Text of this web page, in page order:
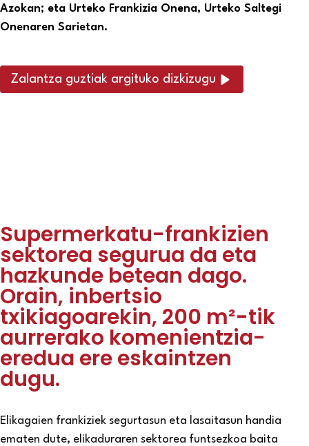
Azokan; eta Urteko Frankizia Onena, Urteko Saltegi
Onenaren Sarietan.
Zalantza guztiak argituko dizkizugu
Supermerkatu-frankizien
sektorea segurua da eta
hazkunde betean dago.
Orain, inbertsio
txikiagoarekin, 200 m²-tik
aurrerako komenientzia-
eredua ere eskaintzen
dugu.
Elikagaien frankiziek segurtasun eta lasaitasun handia
ematen dute, elikaduraren sektorea funtsezkoa baita